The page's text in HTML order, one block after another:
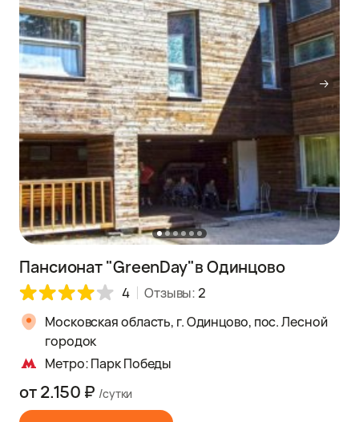
Пансионат "GreenDay"в Одинцово
4 Отзывы: 2
Московская область, г. Одинцово, пос. Лесной
городок
Метро: Парк Победы
от 2.150 ₽ /сутки